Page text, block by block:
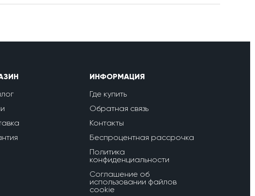
ИНФОРМАЦИЯ
Где купить
Обратная связь
Контакты
Беспроцентная рассрочка
Политика
конфиденциальности
Соглашение об
использовании файлов
cookie